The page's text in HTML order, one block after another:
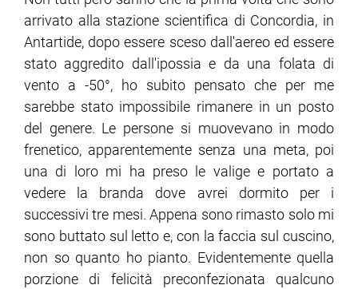
arrivato alla stazione scientifica di Concordia, in
Antartide, dopo essere sceso dall'aereo ed essere
stato aggredito dall'ipossia e da una folata di
vento a -50°, ho subito pensato che per me
sarebbe stato impossibile rimanere in un posto
del genere. Le persone si muovevano in modo
frenetico, apparentemente senza una meta, poi
una di loro mi ha preso le valige e portato a
vedere la branda dove avrei dormito per i
successivi tre mesi. Appena sono rimasto solo mi
sono buttato sul letto e, con la faccia sul cuscino,
non so quanto ho pianto. Evidentemente quella
porzione di felicità preconfezionata qualcuno